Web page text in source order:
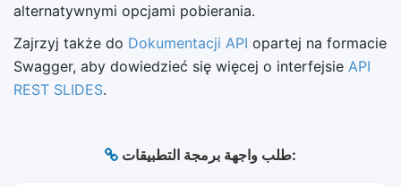
alternatywnymi opcjami pobierania.
Zajrzyj także do Dokumentacji API opartej na formacie
Swagger, aby dowiedzieć się więcej o interfejsie API
REST SLIDES.
طلب واجهة برمجة التطبيقات: